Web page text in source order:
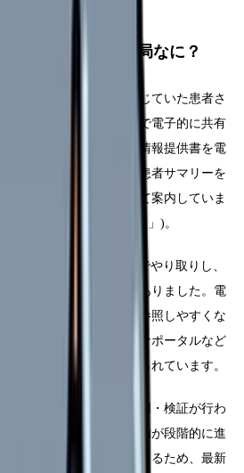
サービスって、結局なに？
各医療機関のなかに閉じていた患者さ
に関わる施設のあいだで電子的に共有
。厚生労働省は、診療情報提供書を電
患者さんの臨床情報・患者サマリーを
覧できるサービスとして案内していま
カルテ情報共有サービス」)。
びに紙の紹介状やFAXでやり取りし、
で時間がかかることもありました。電
情報を、必要なときに参照しやすくな
患者さん本人も、マイナポータルなど
きる方向で整備が進められています。
でモデル事業として運用・検証が行わ
や本格運用に向けた準備が段階的に進
ルや対応施設は変わりうるため、最新